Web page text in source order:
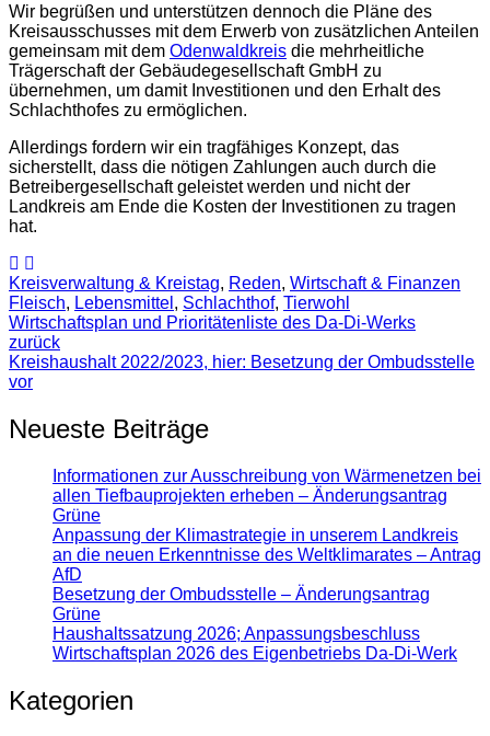
Wir begrüßen und unterstützen dennoch die Pläne des
Kreisausschusses mit dem Erwerb von zusätzlichen Anteilen
gemeinsam mit dem Odenwaldkreis die mehrheitliche
Trägerschaft der Gebäudegesellschaft GmbH zu
übernehmen, um damit Investitionen und den Erhalt des
Schlachthofes zu ermöglichen.
Allerdings fordern wir ein tragfähiges Konzept, das
sicherstellt, dass die nötigen Zahlungen auch durch die
Betreibergesellschaft geleistet werden und nicht der
Landkreis am Ende die Kosten der Investitionen zu tragen
hat.
Kreisverwaltung & Kreistag, Reden, Wirtschaft & Finanzen
Fleisch, Lebensmittel , Schlachthof, Tierwohl
Wirtschaftsplan und Prioritätenliste des Da-Di-Werks
zurück
Kreishaushalt 2022/2023, hier: Besetzung der Ombudsstelle
vor
Neueste Beiträge
Informationen zur Ausschreibung von Wärmenetzen bei
allen Tiefbauprojekten erheben – Änderungsantrag
Grüne
Anpassung der Klimastrategie in unserem Landkreis
an die neuen Erkenntnisse des Weltklimarates – Antrag
AfD
Besetzung der Ombudsstelle – Änderungsantrag
Grüne
Haushaltssatzung 2026; Anpassungsbeschluss
Wirtschaftsplan 2026 des Eigenbetriebs Da-Di-Werk
Kategorien